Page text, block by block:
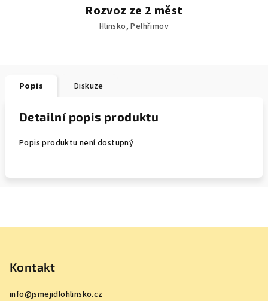
Rozvoz ze 2 měst
Hlinsko, Pelhřimov
Popis Diskuze
Detailní popis produktu
Popis produktu není dostupný
Kontakt
info@jsmejidlohlinsko.cz